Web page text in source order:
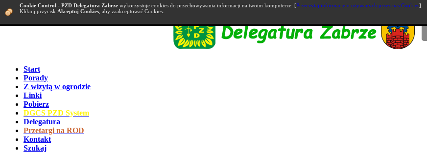
Start
Porady
Z wizytą w ogrodzie
Linki
Pobierz
DGCS PZD System
Delegatura
Przetargi na ROD
Kontakt
Szukaj
Cookie Control - PZD Delegatura Zabrze wykorzystuje cookies do przechowywania informacji na twoim komputerze. [Przeczytaj informacje o używanych przez nas Cookies].
Kliknij przycisk Akceptuj Cookies , aby zaakceptować Cookies.